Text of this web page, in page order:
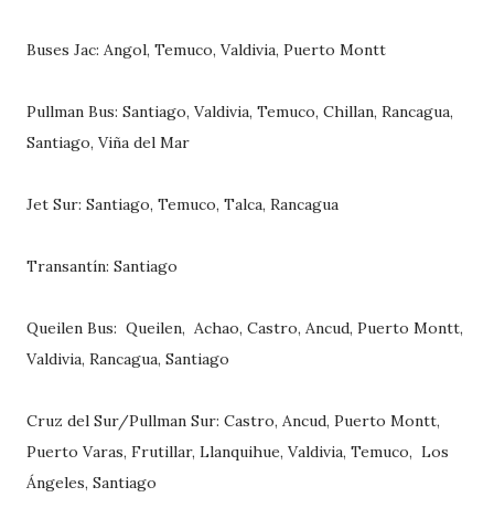
Buses Jac: Angol, Temuco, Valdivia, Puerto Montt
Pullman Bus: Santiago, Valdivia, Temuco, Chillan, Rancagua,
Santiago, Viña del Mar
Jet Sur: Santiago, Temuco, Talca, Rancagua
Transantín: Santiago
Queilen Bus: Queilen, Achao, Castro, Ancud, Puerto Montt,
Valdivia, Rancagua, Santiago
Cruz del Sur/Pullman Sur: Castro, Ancud, Puerto Montt,
Puerto Varas, Frutillar, Llanquihue, Valdivia, Temuco, Los
Ángeles, Santiago